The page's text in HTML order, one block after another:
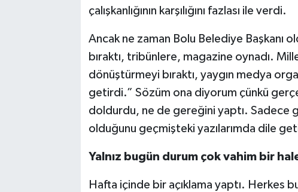
çalışkanlığının karşılığını fazlası ile verdi.
Ancak ne zaman Bolu Belediye Başkanı
bıraktı, tribünlere, magazine oynadı.
dönüştürmeyi bıraktı, yaygın medya
getirdi.” Sözüm ona diyorum çünkü
doldurdu, ne de gereğini yaptı. Sadece
olduğunu geçmişteki yazılarımda dile
Yalnız bugün durum çok vahim bir
Hafta içinde bir açıklama yaptı. Herkes bu